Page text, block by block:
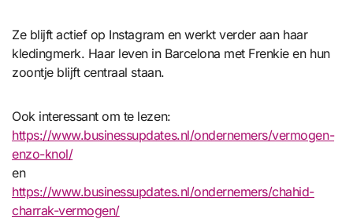
Ze blijft actief op Instagram en werkt verder aan haar
kledingmerk. Haar leven in Barcelona met Frenkie en hun
zoontje blijft centraal staan.
Ook interessant om te lezen:
https://www.businessupdates.nl/ondernemers/vermogen-
enzo-knol/
en
https://www.businessupdates.nl/ondernemers/chahid-
charrak-vermogen/